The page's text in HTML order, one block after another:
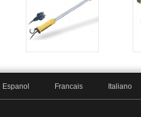
Espanol Francais Italiano